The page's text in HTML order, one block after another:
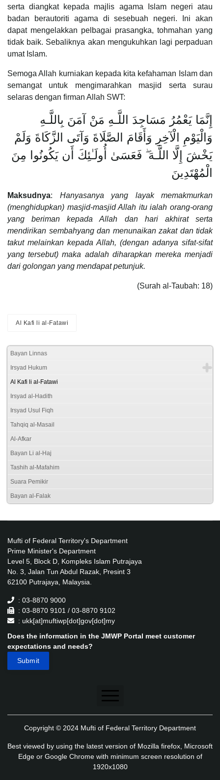
serta diangkat kepada majlis agama Islam negeri atau
badan berautoriti agama di sesebuah negeri. Ini akan
dapat mengelakkan pelbagai prasangka, tohmahan yang
tidak baik. Sebaliknya akan mengukuhkan lagi perpaduan
umat Islam.
Semoga Allah kurniakan kepada kita kefahaman Islam dan
semangat untuk mengimarahkan masjid serta surau
selaras dengan firman Allah SWT:
إِنَّمَا يَعْمُرُ مَسَاجِدَ اللَّـهِ مَنْ آمَنَ بِاللَّـهِ
وَالْيَوْمِ الْآخِرِ وَأَقَامَ الصَّلَاةَ وَآتَى الزَّكَاةَ وَلَمْ
يَخْشَ إِلَّا اللَّـهَ ۖ فَعَسَىٰ أُولَـٰئِكَ أَن يَكُونُوا مِنَ
الْمُهْتَدِينَ
Maksudnya: Hanyasanya yang layak memakmurkan
(menghidupkan) masjid-masjid Allah itu ialah orang-orang
yang beriman kepada Allah dan hari akhirat serta
mendirikan sembahyang dan menunaikan zakat dan tidak
takut melainkan kepada Allah, (dengan adanya sifat-sifat
yang tersebut) maka adalah diharapkan mereka menjadi
dari golongan yang mendapat petunjuk.
(Surah al-Taubah: 18)
Al Kafi li al-Fatawi
Bayan Linnas
Irsyad Hukum
Al Kafi li al-Fatawi
Irsyad al-Hadith
Irsyad Usul Fiqh
Tahqiq al-Masail
Al-Afkar
Bayan Li al-Haj
Tashih al-Mafahim
Suara Pemikir
Bayan al-Falak
Mufti of Federal Territory's Department
Prime Minister's Department
Level 5, Block D, Kompleks Islam Putrajaya
No. 3, Jalan Tun Abdul Razak, Presint 3
62100 Putrajaya, Malaysia.
: 03-8870 9000
: 03-8870 9101 / 03-8870 9102
: ukk[at]muftiwp[dot]gov[dot]my
Does the information in the JMWP Portal meet customer
expectations and needs?
Disclaimer
Privacy Policy
Application's Privacy Policy
Copyright © 2024 Mufti of Federal Territory Department
Best viewed by using the latest version of Mozilla firefox, Microsoft
Edge or Google Chrome with minimum screen resolution of
1920x1080